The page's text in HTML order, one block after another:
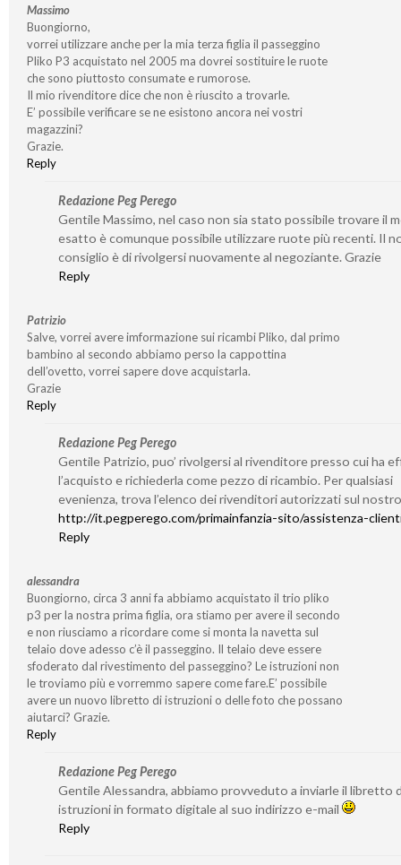
Massimo
Buongiorno,
vorrei utilizzare anche per la mia terza figlia il passeggino
Pliko P3 acquistato nel 2005 ma dovrei sostituire le ruote
che sono piuttosto consumate e rumorose.
Il mio rivenditore dice che non è riuscito a trovarle.
E’ possibile verificare se ne esistono ancora nei vostri
magazzini?
Grazie.
Reply
Redazione Peg Perego
Gentile Massimo, nel caso non sia stato possibile trovare il
esatto è comunque possibile utilizzare ruote più recenti. Il
consiglio è di rivolgersi nuovamente al negoziante. Grazie
Reply
Patrizio
Salve, vorrei avere imformazione sui ricambi Pliko, dal primo
bambino al secondo abbiamo perso la cappottina
dell’ovetto, vorrei sapere dove acquistarla.
Grazie
Reply
Redazione Peg Perego
Gentile Patrizio, puo’ rivolgersi al rivenditore presso cui ha
l’acquisto e richiederla come pezzo di ricambio. Per qualsiasi
evenienza, trova l’elenco dei rivenditori autorizzati sul
http://it.pegperego.com/primainfanzia-sito/assistenza-
Reply
alessandra
Buongiorno, circa 3 anni fa abbiamo acquistato il trio pliko
p3 per la nostra prima figlia, ora stiamo per avere il secondo
e non riusciamo a ricordare come si monta la navetta sul
telaio dove adesso c’è il passeggino. Il telaio deve essere
sfoderato dal rivestimento del passeggino? Le istruzioni non
le troviamo più e vorremmo sapere come fare.E’ possibile
avere un nuovo libretto di istruzioni o delle foto che possano
aiutarci? Grazie.
Reply
Redazione Peg Perego
Gentile Alessandra, abbiamo provveduto a inviarle il libretto
istruzioni in formato digitale al suo indirizzo e-mail
Reply